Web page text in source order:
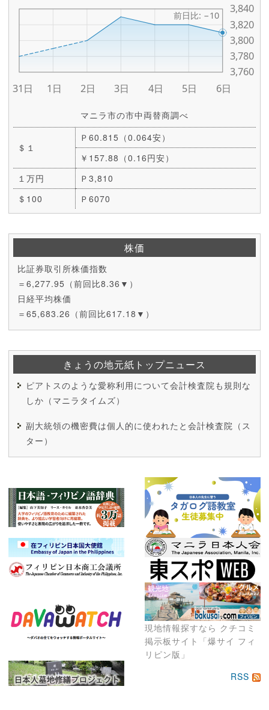
現地情報探すなら クチコミ
掲示板サイト「爆サイ フィ
リピン版」
マニラ市の市中両替商調べ
＄１
Ｐ60.815（0.064安）
￥157.88（0.16円安）
１万円
Ｐ3,810
＄100
Ｐ6070
株価
比証券取引所株価指数
＝6,277.95（前回比8.36▼）
日経平均株価
＝65,683.26（前回比617.18▼）
きょうの地元紙トップニュース
ピアトスのような愛称利用について会計検査院も規則な
しか（マニラタイムズ）
副大統領の機密費は個人的に使われたと会計検査院（ス
ター）
RSS